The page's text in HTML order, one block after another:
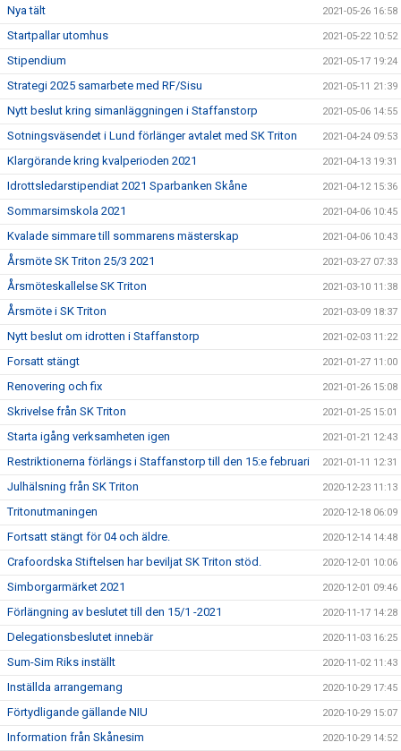
Nya tält 2021-05-26 16:58
Startpallar utomhus 2021-05-22 10:52
Stipendium 2021-05-17 19:24
Strategi 2025 samarbete med RF/Sisu 2021-05-11 21:39
Nytt beslut kring simanläggningen i Staffanstorp 2021-05-06 14:55
Sotningsväsendet i Lund förlänger avtalet med SK Triton 2021-04-24 09:53
Klargörande kring kvalperioden 2021 2021-04-13 19:31
Idrottsledarstipendiat 2021 Sparbanken Skåne 2021-04-12 15:36
Sommarsimskola 2021 2021-04-06 10:45
Kvalade simmare till sommarens mästerskap 2021-04-06 10:43
Årsmöte SK Triton 25/3 2021 2021-03-27 07:33
Årsmöteskallelse SK Triton 2021-03-10 11:38
Årsmöte i SK Triton 2021-03-09 18:37
Nytt beslut om idrotten i Staffanstorp 2021-02-03 11:22
Forsatt stängt 2021-01-27 11:00
Renovering och fix 2021-01-26 15:08
Skrivelse från SK Triton 2021-01-25 15:01
Starta igång verksamheten igen 2021-01-21 12:43
Restriktionerna förlängs i Staffanstorp till den 15:e februari 2021-01-11 12:31
Julhälsning från SK Triton 2020-12-23 11:13
Tritonutmaningen 2020-12-18 06:09
Fortsatt stängt för 04 och äldre. 2020-12-14 14:48
Crafoordska Stiftelsen har beviljat SK Triton stöd. 2020-12-01 10:06
Simborgarmärket 2021 2020-12-01 09:46
Förlängning av beslutet till den 15/1 -2021 2020-11-17 14:28
Delegationsbeslutet innebär 2020-11-03 16:25
Sum-Sim Riks inställt 2020-11-02 11:43
Inställda arrangemang 2020-10-29 17:45
Förtydligande gällande NIU 2020-10-29 15:07
Information från Skånesim 2020-10-29 14:52